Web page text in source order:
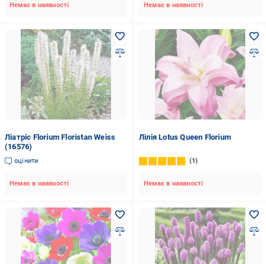
Немає в наявності Немає в наявності
Ліатріс Florium Floristan Weiss
(16576)
оцінити
Немає в наявності
Лілія Lotus Queen Florium
1
Немає в наявності